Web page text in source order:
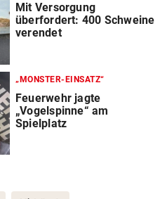
Mit Versorgung
überfordert: 400 Schweine
verendet
„MONSTER-EINSATZ“
Feuerwehr jagte
„Vogelspinne“ am
Spielplatz